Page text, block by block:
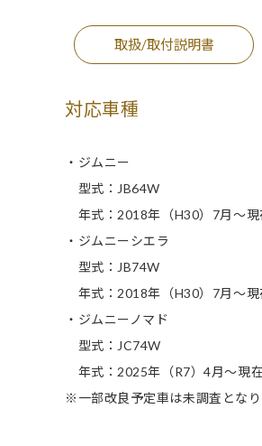
取扱/取付説明書
対応車種
・ジムニー
型式：JB64W
年式：2018年（H30）7月～現
・ジムニーシエラ
型式：JB74W
年式：2018年（H30）7月～現
・ジムニーノマド
型式：JC74W
年式：2025年（R7）4月～現
※一部改良予定車は未調査となり